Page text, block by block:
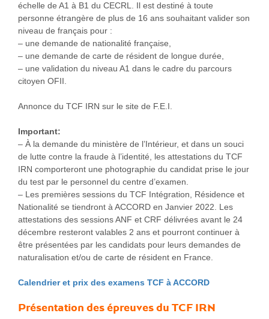
échelle de A1 à B1 du CECRL. Il est destiné à toute
personne étrangère de plus de 16 ans souhaitant valider son
niveau de français pour :
– une demande de nationalité française,
– une demande de carte de résident de longue durée,
– une validation du niveau A1 dans le cadre du parcours
citoyen OFII.
Annonce du TCF IRN sur le site de F.E.I.
Important:
– À la demande du ministère de l’Intérieur, et dans un souci
de lutte contre la fraude à l’identité, les attestations du TCF
IRN comporteront une photographie du candidat prise le jour
du test par le personnel du centre d’examen.
– Les premières sessions du TCF Intégration, Résidence et
Nationalité se tiendront à ACCORD en Janvier 2022. Les
attestations des sessions ANF et CRF délivrées avant le 24
décembre resteront valables 2 ans et pourront continuer à
être présentées par les candidats pour leurs demandes de
naturalisation et/ou de carte de résident en France.
Calendrier et prix des examens TCF à ACCORD
Présentation des épreuves du TCF IRN